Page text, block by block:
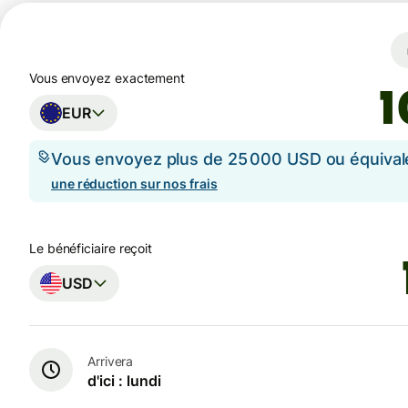
Vous envoyez exactement
EUR
Vous envoyez plus de 25 000 USD ou
une réduction sur nos frais
Le bénéficiaire reçoit
USD
Arrivera
d'ici : lundi